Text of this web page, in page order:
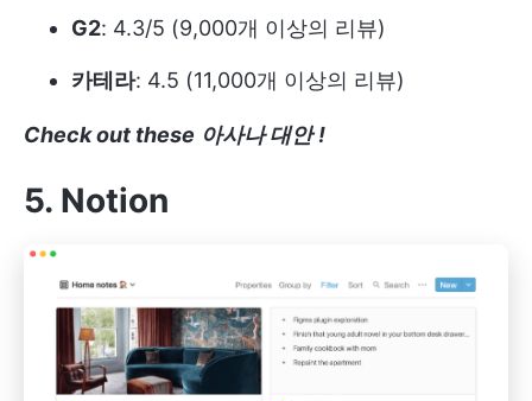
G2: 4.3/5 (9,000개 이상의 리뷰)
카테라: 4.5 (11,000개 이상의 리뷰)
Check out these 아사나 대안 !
5. Notion